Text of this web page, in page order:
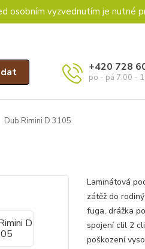
osobním vyzvednutím je nutné
+420 728
po - pá 7:00 -
Dub Rimini D 3105
Laminátová
zátěž do
fuga, drážka
spojení clil 2
poškození